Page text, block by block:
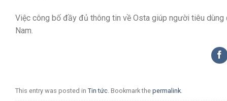
Việc công bố đầy đủ thông tin về Osta giúp người tiêu
Nam.
This entry was posted in Tin tức . Bookmark the permalink